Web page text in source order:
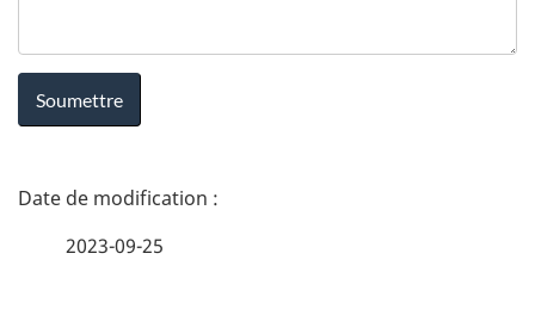
t
é
a
D
2023-09-25